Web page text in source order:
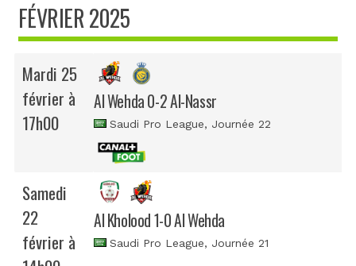
FÉVRIER 2025
Mardi 25
février à
17h00
Al Wehda 0-2 Al-Nassr
Saudi Pro League, Journée 22
Samedi
22
février à
Al Kholood 1-0 Al Wehda
Saudi Pro League, Journée 21